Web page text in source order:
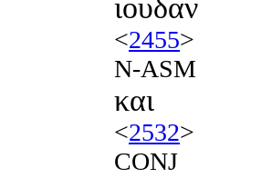
ιουδαν
<2455>
N-ASM
και
<2532>
CONJ